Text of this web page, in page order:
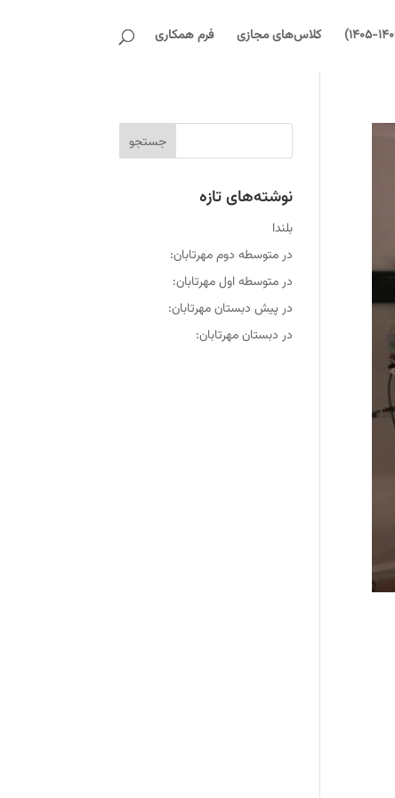
کلاس‌های مجازی فرم همکاری
نوشته‌های تازه
بلندا
در متوسطه دوم مهرتابان:
در متوسطه اول مهرتابان:
در پیش دبستان مهرتابان:
در دبستان مهرتابان: